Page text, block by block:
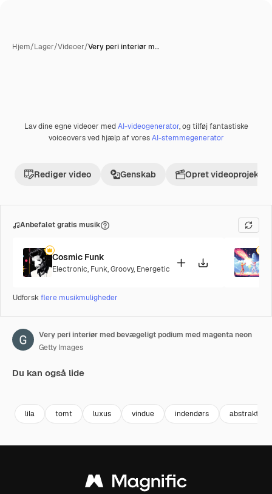
Hjem/Lager/Videoer/Very peri interiør m…
Præmie
Lav dine egne videoer medAI-videogenerator, og tilføj fantastiske
voiceovers ved hjælp af voresAI-stemmegenerator
Rediger video Genskab Opret videoprojekt
Anbefalet gratis musik
Cosmic Funk
Electronic, Funk,Groovy, Energetic
Udforskflere musikmuligheder
Very peri interiør med bevægeligt podium med magenta neon
Getty Images
Du kan også lide
lila tomt luxus vindue indendørs abstrakt